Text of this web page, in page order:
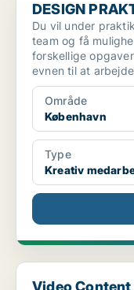
DESIGN
Du vil under
team og få
forskellige
evnen til at
Område
København
Type
Kreativ
Video Content
Video